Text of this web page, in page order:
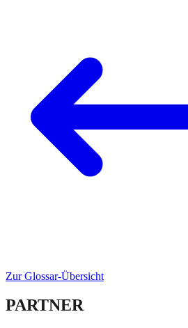
Zur Glossar-Übersicht
PARTNER